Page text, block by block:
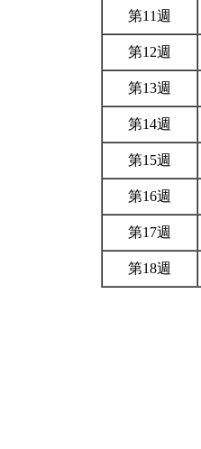
第11週
第12週
第13週
第14週
第15週
第16週
第17週
第18週